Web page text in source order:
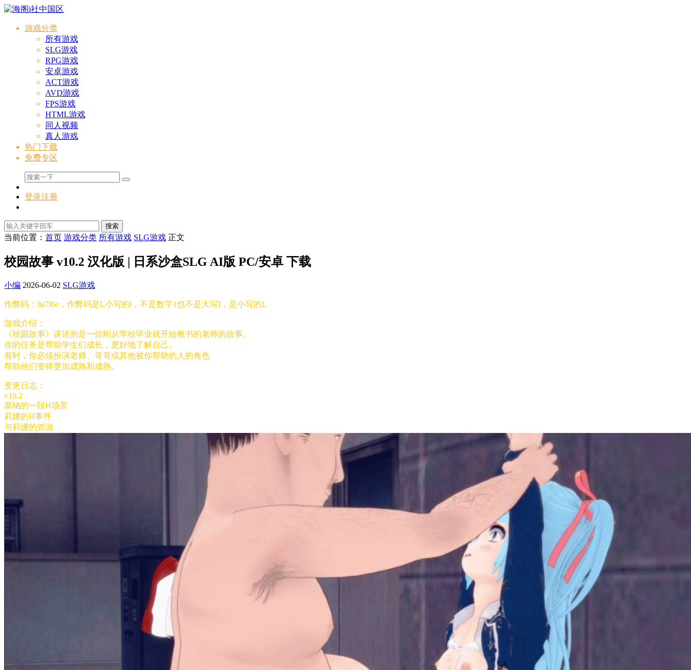
游戏分类
所有游戏
SLG游戏
RPG游戏
安卓游戏
ACT游戏
AVD游戏
FPS游戏
HTML游戏
同人视频
真人游戏
热门下载
免费专区
登录注册
搜索
当前位置： 首页 游戏分类 所有游戏 SLG游戏 正文
校园故事 v10.2 汉化版 | 日系沙盒SLG AI版 PC/安卓 下载
小编 2026-06-02 SLG游戏
作弊码：8a7l6e，作弊码是L小写的l，不是数字1也不是大写I，是小写的L
游戏介绍：
《校园故事》讲述的是一位刚从学校毕业就开始教书的老师的故事。
你的任务是帮助学生们成长，更好地了解自己。
有时，你必须扮演老师、哥哥或其他被你帮助的人的角色
帮助他们变得更加成熟和成熟。
变更日志：
v10.2
塞纳的一段H场景
莉娜的H事件
与莉娜的郊游